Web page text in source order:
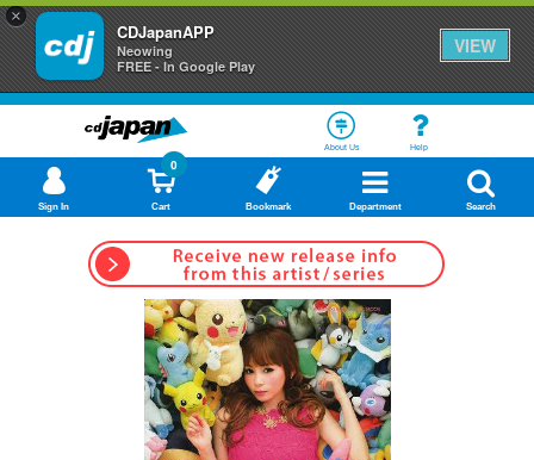
×
CDJapanAPP
Neowing
FREE - In Google Play
VIEW
About Us Help
Sign In Cart
0
Bookmark Department Search